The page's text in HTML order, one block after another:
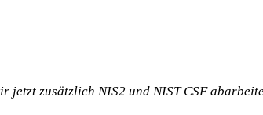
jetzt zusätzlich NIS2 und NIST CSF